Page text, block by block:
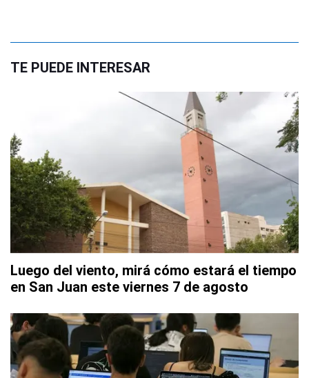
TE PUEDE INTERESAR
Luego del viento, mirá cómo estará el tiempo
en San Juan este viernes 7 de agosto